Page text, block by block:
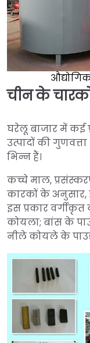
चीन के
घरेलू बाजार में
उत्पादों की
भिन्न हैं।
कच्चे माल,
कारकों के अनुसार,
इस प्रकार
कोयला; बांस के
नीले कोयले के